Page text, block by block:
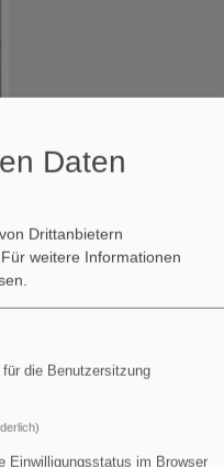
auf dem Wank
Daten
Drittanbietern
Für weitere Informationen
die Benutzersitzung
Einwilligungsstatus im Browser